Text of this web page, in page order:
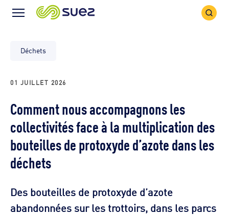
Icône
Icône
Déchets
01 JUILLET 2026
Comment nous accompagnons les
collectivités face à la multiplication des
bouteilles de protoxyde d’azote dans les
déchets
Des bouteilles de protoxyde d’azote
abandonnées sur les trottoirs, dans les parcs